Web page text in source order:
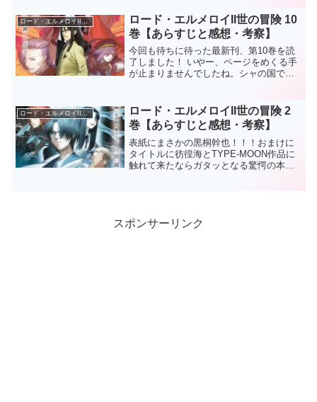
エルメロイII世一行はスカンジナビア・ペ
ペロンチーノと合流。...
ロード・エルメロイII世の冒険
ロード・エルメロイII世の冒険 10
巻【あらすじと感想・考察】
今回も待ちに待った最新刊、第10巻を読
了しました！ いやー、ページをめくる手
が止まりませんでしたね。シャの国での
しと伝わってきました。※ここから先は
【ネタバレ】全開です...
ロード・エルメロイII世の冒険
ロード・エルメロイII世の冒険 2
巻【あらすじと感想・考察】
表紙にまさかの黒桐幹也！！！おまけに
タイトルに彷徨海とTYPE-MOON作品に
触れて来たならガタッとなる驚愕の本
スポンサーリンク